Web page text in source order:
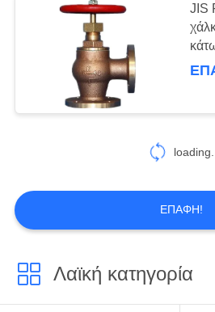
ΠΡΟΣΟΧΗ
87 σειράς
JIS
ΕΠΑΦΉ!
Λαϊκή κατηγορία